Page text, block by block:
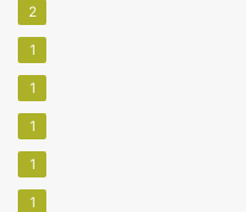
2
1
1
1
1
1